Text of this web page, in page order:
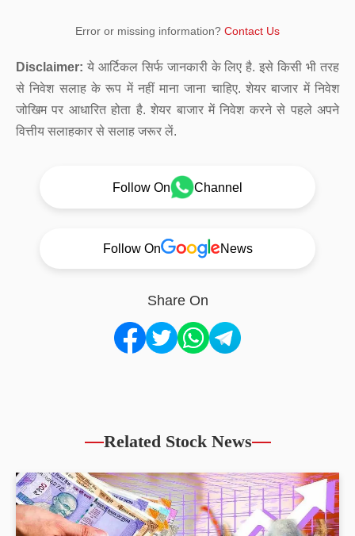
Error or missing information? Contact Us
Disclaimer: ये आर्टिकल सिर्फ जानकारी के लिए है. इसे किसी भी तरह
से निवेश सलाह के रूप में नहीं माना जाना चाहिए. शेयर बाजार में निवेश
जोखिम पर आधारित होता है. शेयर बाजार में निवेश करने से पहले अपने
वित्तीय सलाहकार से सलाह जरूर लें.
Follow On Channel
Follow On News
Share On
Related Stock News